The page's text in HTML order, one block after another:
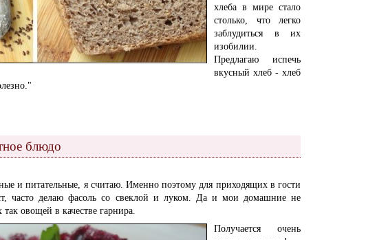
хлеба в мире стало
столько, что легко
заблудиться в их
изобилии.
Предлагаю испечь
вкусный хлеб - хлеб
блюдо
и питательные, я считаю. Именно поэтому для приходящих в гости
часто делаю фасоль со свеклой и луком. Да и мои домашние не
овощей в качестве гарнира.
Получается очень